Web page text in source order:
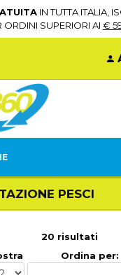
IN TUTTA ITALIA,
ORDINI SUPERIORI AI €
PESCI
20 risultati
Ordina per: